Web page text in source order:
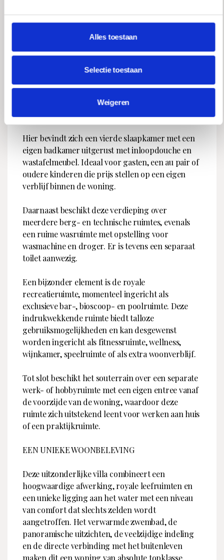
Alles toestaan
Selectie toestaan
Weigeren
bergzolder bereikbaar.
Het souterrain biedt een verrassende hoeveelheid
extra leefruimte en multifunctionele
Hier bevindt zich een vierde slaapkamer met een
eigen badkamer uitgerust met inloopdouche en
wastafelmeubel. Ideaal voor gasten, een au pair of
oudere kinderen die prijs stellen op een eigen
verblijf binnen de woning.
Daarnaast beschikt deze verdieping over
meerdere berg- en technische ruimtes, evenals
een ruime wasruimte met opstelling voor
wasmachine en droger. Er is tevens een separaat
toilet aanwezig.
Een bijzonder element is de royale
recreatieruimte, momenteel ingericht als
exclusieve bar-, bioscoop- en poolruimte. Deze
indrukwekkende ruimte biedt talloze
gebruiksmogelijkheden en kan desgewenst
worden ingericht als fitnessruimte, wellness,
wijnkamer, speelruimte of als extra woonverblijf.
Tot slot beschikt het souterrain over een separate
werk- of hobbyruimte met een eigen entree vanaf
de voorzijde van de woning, waardoor deze
ruimte zich uitstekend leent voor werken aan huis
of een praktijkruimte.
EEN UNIEKE WOONBELEVING
Deze uitzonderlijke villa combineert een
hoogwaardige afwerking, royale leefruimten en
een unieke ligging aan het water met een niveau
van comfort dat slechts zelden wordt
aangetroffen. Het verwarmde zwembad, de
panoramische uitzichten, de veelzijdige indeling
en de directe verbinding met het buitenleven
maken dit een woning van absolute topklasse.